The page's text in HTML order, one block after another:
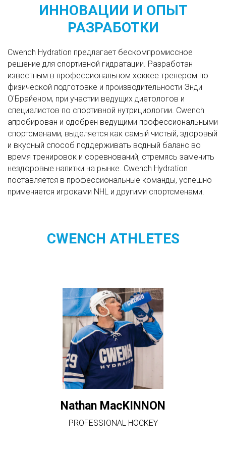
ИННОВАЦИИ И ОПЫТ
РАЗРАБОТКИ
Cwench Hydration предлагает бескомпромиссное
решение для спортивной гидратации. Разработан
известным в профессиональном хоккее тренером по
физической подготовке и производительности Энди
О'Брайеном, при участии ведущих диетологов и
специалистов по спортивной нутрициологии. Cwench
апробирован и одобрен ведущими профессиональными
спортсменами, выделяется как самый чистый, здоровый
и вкусный способ поддерживать водный баланс во
время тренировок и соревнований, стремясь заменить
нездоровые напитки на рынке. Cwench Hydration
поставляется в профессиональные команды, успешно
применяется игроками NHL и другими спортсменами.
CWENCH ATHLETES
Nathan MacKINNON
PROFESSIONAL HOCKEY